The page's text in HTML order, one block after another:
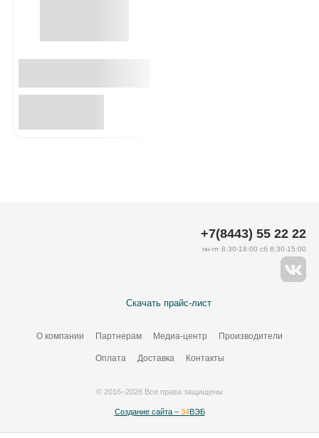
Скачать прайс-лист
О компании Партнерам Медиа-центр Производители
Оплата Доставка Контакты
+7(8443) 55 22 22
пн-пт 8:30-18:00 сб 8:30-15:00
© 2016–2026 Все права защищены
Создание сайта – 34ВЭБ